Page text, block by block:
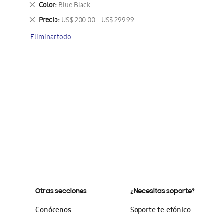
artículo
Color Blue Black.
Eliminar
este
artículo
Precio US$ 200.00 - US$ 299.99
Eliminar
artículo
Eliminar todo
Otras secciones
Conócenos
¿Necesitas soporte?
Soporte telefónico